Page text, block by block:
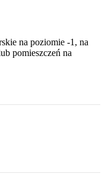
na poziomie -1, na
pomieszczeń na